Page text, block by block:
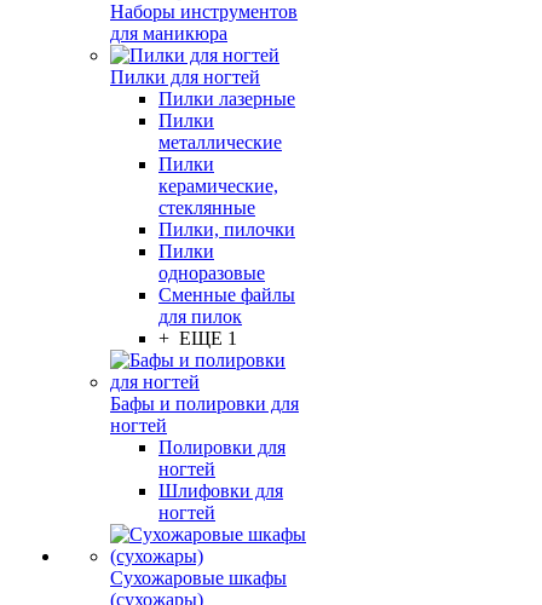
Наборы инструментов
для маникюра
Пилки для ногтей
Пилки лазерные
Пилки
металлические
Пилки
керамические,
стеклянные
Пилки, пилочки
Пилки
одноразовые
Сменные файлы
для пилок
+ ЕЩЕ 1
Бафы и полировки для
ногтей
Полировки для
ногтей
Шлифовки для
ногтей
Сухожаровые шкафы
(сухожары)